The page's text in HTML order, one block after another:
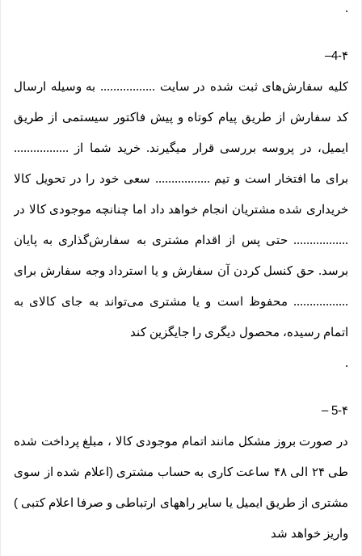
.
4-۴–
کلیه سفارش‌‏های ثبت شده در سایت ................. به وسیله ارسال
کد سفارش از طریق پیام کوتاه و پیش فاکتور سیستمی از طریق
ایمیل، در پروسه بررسی قرار میگیرند. خرید شما از .................
برای ما افتخار است و تیم ................. سعی خود را در تحویل کالا
خریداری شده مشتریان انجام خواهد داد اما چنانچه موجودی کالا در
................. حتی پس از اقدام مشتری به سفارش‌‏گذاری به پایان
برسد. حق کنسل کردن آن سفارش و یا استرداد وجه سفارش برای
................. محفوظ است و یا مشتری می‏‌تواند به جای کالای به
اتمام رسیده، محصول دیگری را جایگزین کند
.
5-۴–
در صورت بروز مشکل مانند اتمام موجودی کالا ، مبلغ پرداخت شده
طی ۲۴ الی ۴۸ ساعت کاری به حساب مشتری (اعلام شده از سوی
مشتری از طریق ایمیل یا سایر راههای ارتباطی و صرفا اعلام کتبی )
واریز خواهد شد